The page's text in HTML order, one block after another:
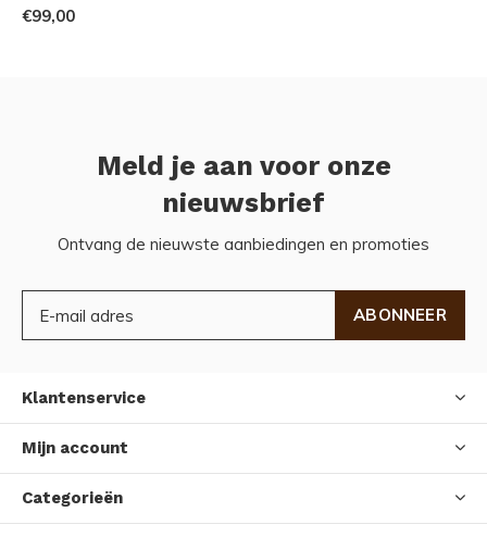
€99,00
Meld je aan voor onze
nieuwsbrief
Ontvang de nieuwste aanbiedingen en promoties
ABONNEER
Klantenservice
Mijn account
Categorieën